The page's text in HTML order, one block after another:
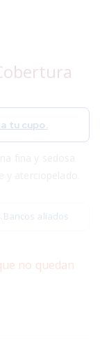
tu cupo.
.Bancos aliados
no quedan